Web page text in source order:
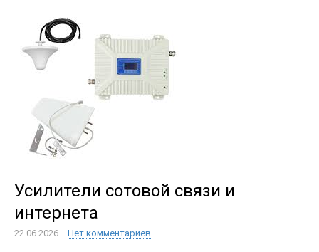
Усилители сотовой связи и
интернета
22.06.2026 Нет комментариев